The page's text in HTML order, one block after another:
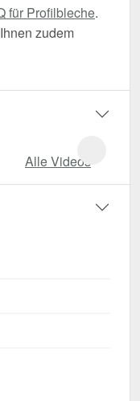
für Profilbleche.
zudem
Alle Videos